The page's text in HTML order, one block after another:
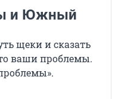
и Южный
щеки и сказать
ваши проблемы.